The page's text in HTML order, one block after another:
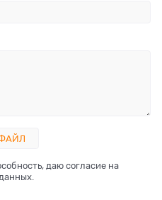
даю согласие на